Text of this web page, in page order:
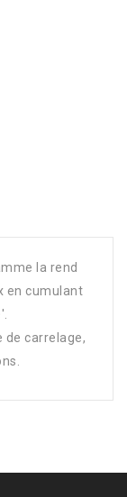
la rend
en cumulant
de carrelage,